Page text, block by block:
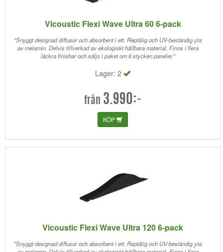
Vicoustic Flexi Wave Ultra 60 6-pack
"Snyggt designad diffusor och absorbent i ett. Reptålig och UV-beständig yta
av melamin. Delvis tillverkad av ekologiskt hållbara material. Finns i flera
läckra finishar och säljs i paket om 6 stycken paneler."
Lager: 2
från 3.990:-
KÖP
Vicoustic Flexi Wave Ultra 120 6-pack
"Snyggt designad diffusor och absorbent i ett. Reptålig och UV-beständig yta